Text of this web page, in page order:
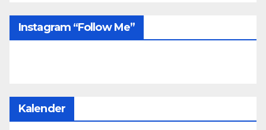
Instagram “follow Me”
Kalender